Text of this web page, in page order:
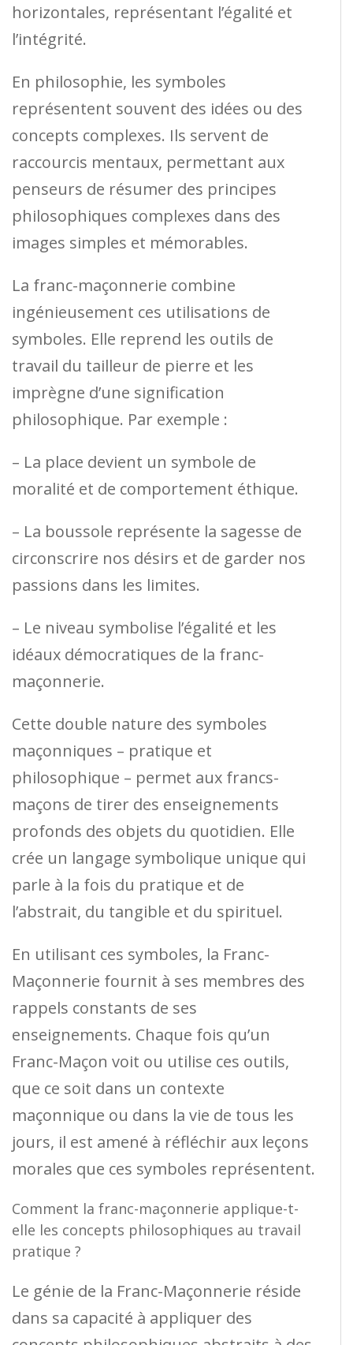
horizontales, représentant l’égalité et
l’intégrité.
En philosophie, les symboles
représentent souvent des idées ou des
concepts complexes. Ils servent de
raccourcis mentaux, permettant aux
penseurs de résumer des principes
philosophiques complexes dans des
images simples et mémorables.
La franc-maçonnerie combine
ingénieusement ces utilisations de
symboles. Elle reprend les outils de
travail du tailleur de pierre et les
imprègne d’une signification
philosophique. Par exemple :
– La place devient un symbole de
moralité et de comportement éthique.
– La boussole représente la sagesse de
circonscrire nos désirs et de garder nos
passions dans les limites.
– Le niveau symbolise l’égalité et les
idéaux démocratiques de la franc-
maçonnerie.
Cette double nature des symboles
maçonniques – pratique et
philosophique – permet aux francs-
maçons de tirer des enseignements
profonds des objets du quotidien. Elle
crée un langage symbolique unique qui
parle à la fois du pratique et de
l’abstrait, du tangible et du spirituel.
En utilisant ces symboles, la Franc-
Maçonnerie fournit à ses membres des
rappels constants de ses
enseignements. Chaque fois qu’un
Franc-Maçon voit ou utilise ces outils,
que ce soit dans un contexte
maçonnique ou dans la vie de tous les
jours, il est amené à réfléchir aux leçons
morales que ces symboles représentent.
Comment la franc-maçonnerie applique-t-
elle les concepts philosophiques au travail
pratique ?
Le génie de la Franc-Maçonnerie réside
dans sa capacité à appliquer des